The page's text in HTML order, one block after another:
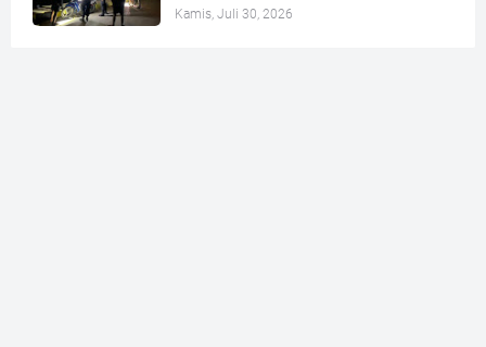
Kamis, Juli 30, 2026